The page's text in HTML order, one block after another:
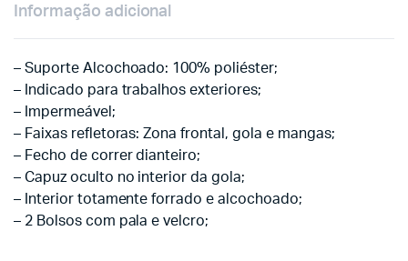
Informação adicional
– Suporte Alcochoado: 100% poliéster;
– Indicado para trabalhos exteriores;
– Impermeável;
– Faixas refletoras: Zona frontal, gola e mangas;
– Fecho de correr dianteiro;
– Capuz oculto no interior da gola;
– Interior totamente forrado e alcochoado;
– 2 Bolsos com pala e velcro;